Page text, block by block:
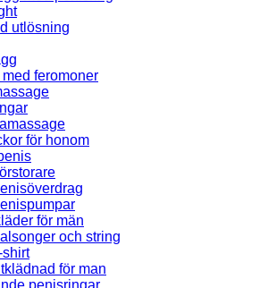
utlösning
med feromoner
för honom
för män
och string
shirt
för man
penisringar